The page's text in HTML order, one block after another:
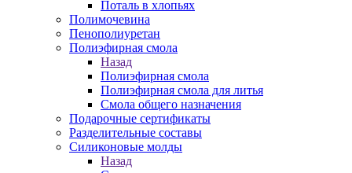
Поталь в хлопьях
Полимочевина
Пенополиуретан
Полиэфирная смола
Назад
Полиэфирная смола
Полиэфирная смола для литья
Смола общего назначения
Подарочные сертификаты
Разделительные составы
Силиконовые молды
Назад